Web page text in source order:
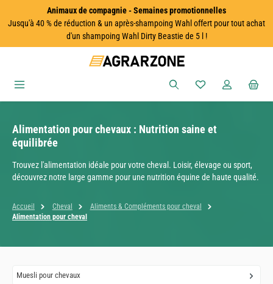
Passer au contenu principalAnimaux de compagnie - Semaines promotionnelles
Jusqu'à 40 % de réduction & un après-shampoing Wahl offert pour tout achat
d'un shampoing Wahl Dirty Beastie de 5 l !
Vous avez 0
Alimentation pour chevaux : Nutrition saine et
équilibrée
Trouvez l'alimentation idéale pour votre cheval. Loisir, élevage ou sport,
découvrez notre large gamme pour une nutrition équine de haute qualité.
Accueil Cheval
Aliments & Compléments pour cheval
Alimentation pour cheval
Muesli pour chevaux